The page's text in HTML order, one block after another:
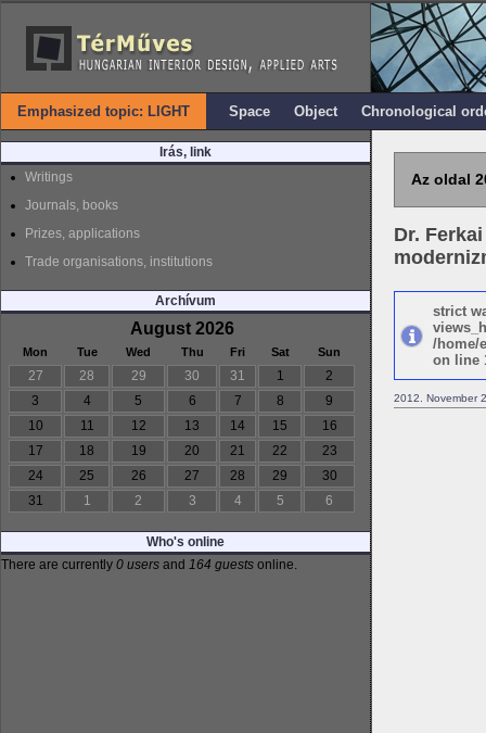
Emphasized topic: LIGHT Space Object Chronological
Irás, link
Writings
Journals, books
Prizes, applications
Trade organisations, institutions
Archívum
August 2026
Mon Tue Wed Thu Fri Sat Sun
27 28 29 30 31 1
2
3
4 5 6 7 8
9
10
11 12 13 14 15
16
17
18 19 20 21 22
23
24
25 26 27 28 29
30
31
1 2 3 4 5 6
Who's online
There are currently 0 users and 164 guests online.
Az oldal
Dr.
strict
/home/
on line
2012. November